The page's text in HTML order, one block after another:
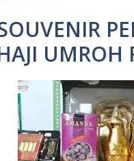
UMROH